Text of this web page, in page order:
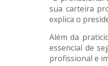
sua carteira
explica o
Além da
essencial de
profissional e